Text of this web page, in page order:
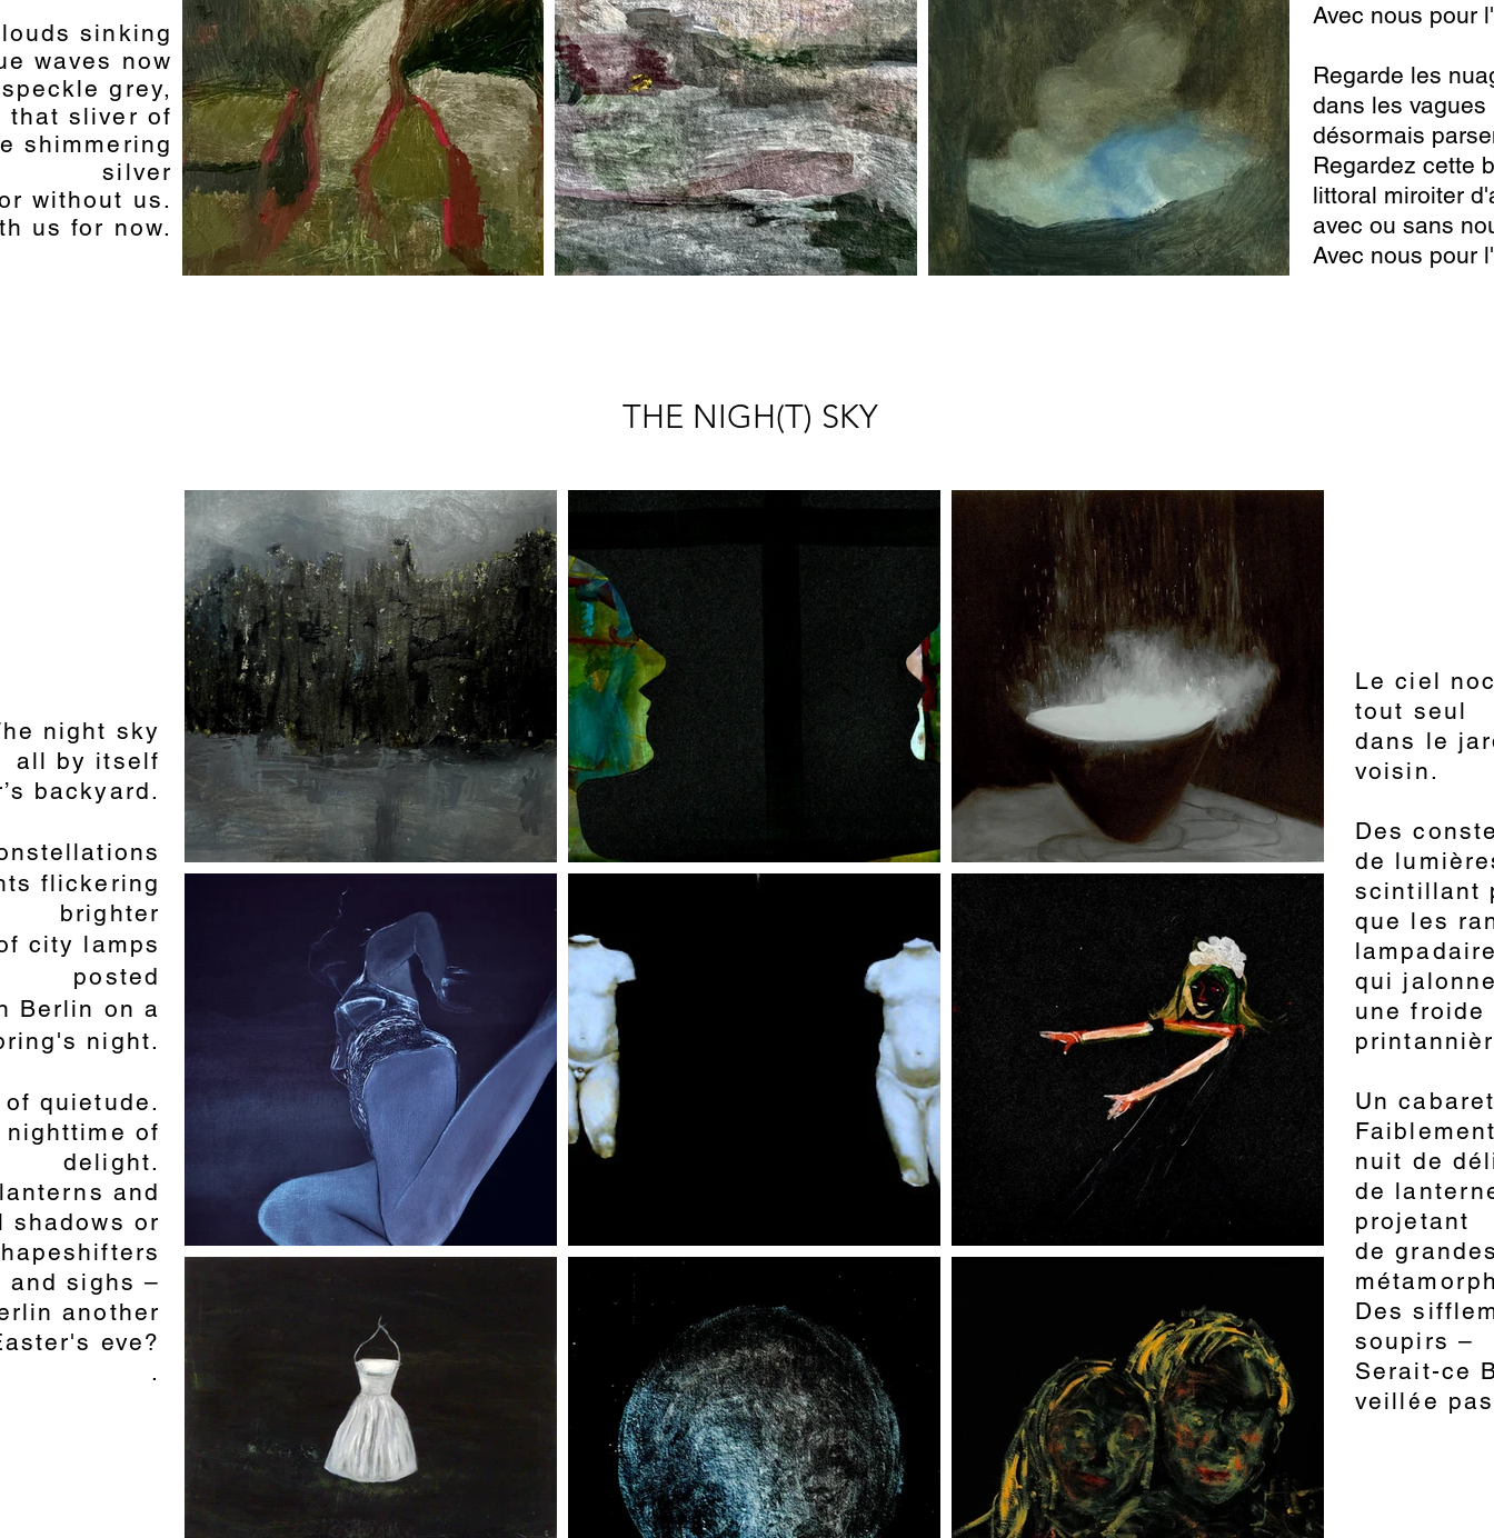
sinking
waves now
speckle grey,
that sliver of
shimmering
silver
without us.
us for now.
Avec nous pour
Regarde les
dans les vagues
désormais
Regardez cette
littoral miroiter
avec ou sans
Avec nous pour
night sky
all by itself
backyard.
flickering
brighter
city lamps
posted
Berlin on a
night.
quietude.
of
delight.
and
shadows or
and sighs –
another
eve?
.
THE NIGH(T) SKY
LE CIEL NOCTURNE
Le ciel
tout seul
dans le
voisin.
Des
de
scintillant
que les
qui
une froide
Un
nuit de
de
projetant
de
Des
soupirs –
Serait-ce
veillée